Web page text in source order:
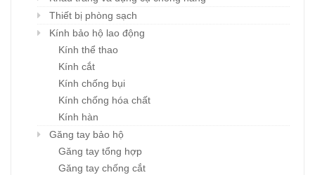
Thiết bị phòng sạch
Kính bảo hộ lao động
Kính thể thao
Kính cắt
Kính chống bụi
Kính chống hóa chất
Kính hàn
Găng tay bảo hộ
Găng tay tổng hợp
Găng tay chống cắt